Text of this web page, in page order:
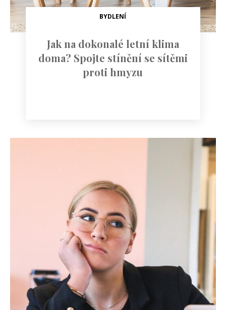
BYDLENÍ
Jak na dokonalé letní klima
doma? Spojte stínění se sítěmi
proti hmyzu